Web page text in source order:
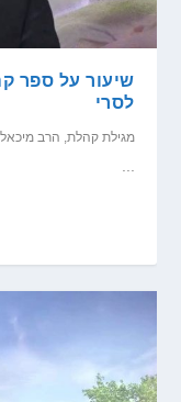
שיעור על ספר
לסרי
מגילת קהלת, הרב